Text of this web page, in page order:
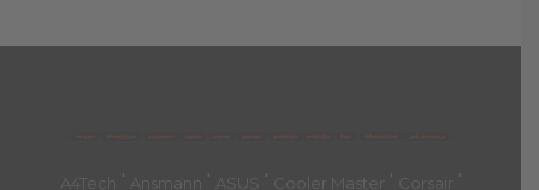
მთავარი კალათა
A4Tech ' Ansmann ' ASUS ' Cooler Master ' Corsair '